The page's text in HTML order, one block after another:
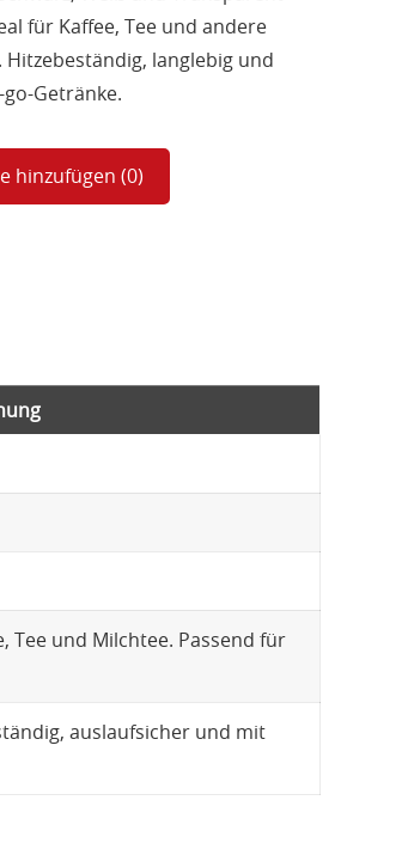
für Kaffee, Tee und andere
Hitzebeständig, langlebig und
Getränke.
hinzufügen (0)
Tee und Milchtee. Passend für
auslaufsicher und mit